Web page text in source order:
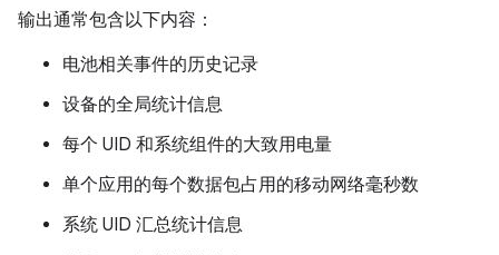
输出通常包含以下内容：
电池相关事件的历史记录
设备的全局统计信息
每个 UID 和系统组件的大致用电量
单个应用的每个数据包占用的移动网络毫秒数
系统 UID 汇总统计信息